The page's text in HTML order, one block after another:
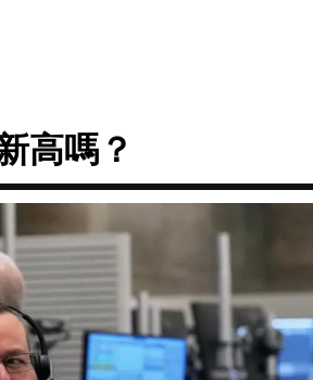
高嗎？